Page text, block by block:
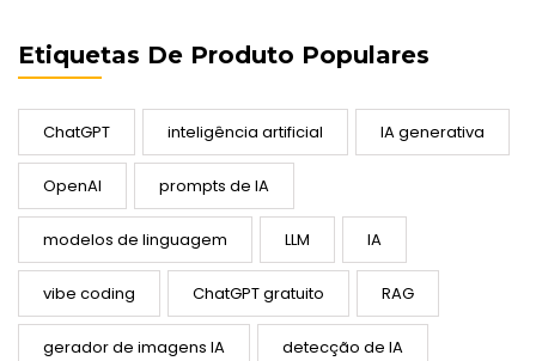
Etiquetas De Produto Populares
ChatGPT inteligência artificial IA generativa
OpenAI prompts de IA
modelos de linguagem LLM IA
vibe coding ChatGPT gratuito RAG
gerador de imagens IA detecção de IA